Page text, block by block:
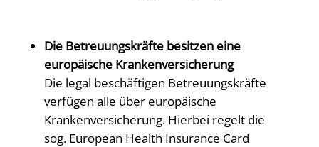
Die Betreuungskräfte besitzen eine
europäische Krankenversicherung
Die legal beschäftigen Betreuungskräfte
verfügen alle über europäische
Krankenversicherung. Hierbei regelt die
sog. European Health Insurance Card